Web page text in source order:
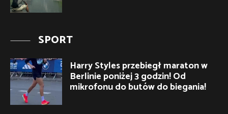
SPORT
Harry Styles przebiegł maraton w
Berlinie poniżej 3 godzin! Od
mikrofonu do butów do biegania!